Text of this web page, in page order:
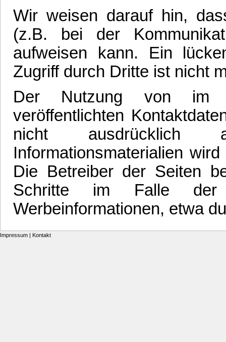
Wir weisen darauf hin,
(z.B. bei der
aufweisen kann. Ein
Zugriff durch Dritte ist nicht
Der Nutzung von im
veröffentlichten
nicht ausdrücklich
Informationsmaterialien
Die Betreiber der Seiten
Schritte im Falle der
Werbeinformationen, etwa
Impressum | Kontakt